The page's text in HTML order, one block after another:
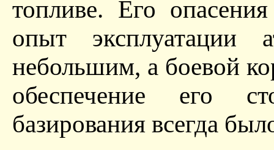
топливе. Его
опыт эксплуатации
небольшим, а боевой
обеспечение его
базирования всегда